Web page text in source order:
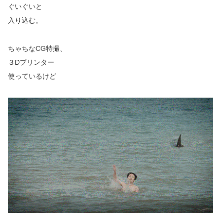
ぐいぐいと
入り込む。
ちゃちなCG特撮、
３Dプリンター
使っているけど